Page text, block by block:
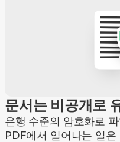
문서는 비공개로
은행 수준의 암호화로
PDF에서 일어나는 일